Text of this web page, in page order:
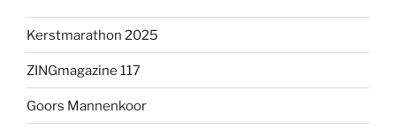
Kerstmarathon 2025
ZINGmagazine 117
Goors Mannenkoor